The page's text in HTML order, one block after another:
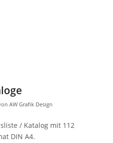
AW Grafik Design
/ Katalog mit 112
DIN A4.